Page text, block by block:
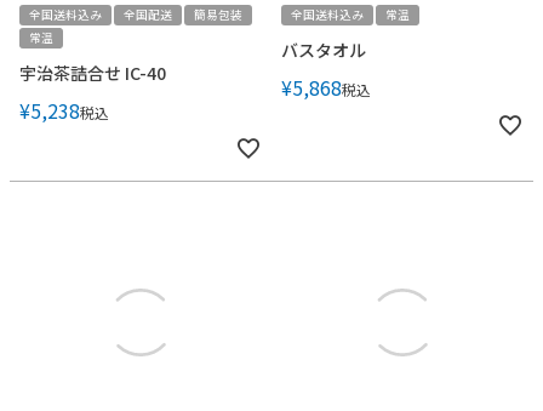
全国送料込み 全国配送
簡易包装
常温
宇治茶詰合せ IC-40
¥5,238税込
全国送料込み 常温
バスタオル
¥5,868税込